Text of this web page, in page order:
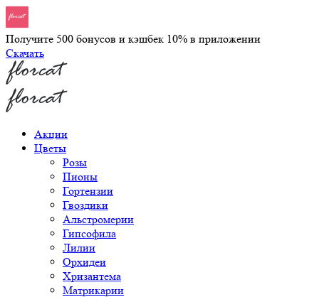
Получите 500 бонусов и кэшбек 10% в приложении
Скачать
Акции
Цветы
Розы
Пионы
Гортензии
Гвоздики
Альстромерии
Гипсофила
Лилии
Орхидеи
Хризантема
Матрикарии